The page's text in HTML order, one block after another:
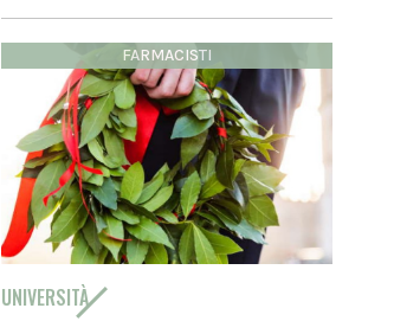
FARMACISTI
UNIVERSITÀ